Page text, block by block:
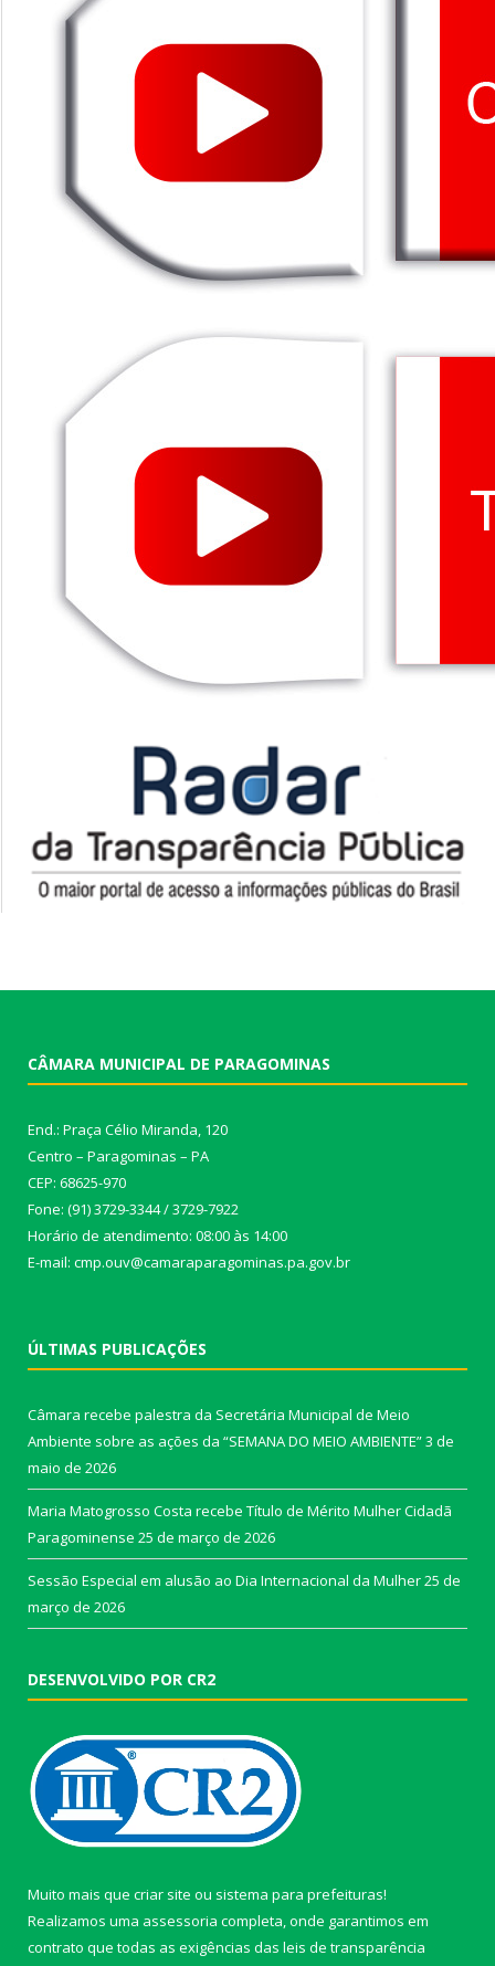
CÂMARA MUNICIPAL DE PARAGOMINAS
End.: Praça Célio Miranda, 120
Centro – Paragominas – PA
CEP: 68625-970
Fone: (91) 3729-3344 / 3729-7922
Horário de atendimento: 08:00 às 14:00
E-mail: cmp.ouv@camaraparagominas.pa.gov.br
ÚLTIMAS PUBLICAÇÕES
Câmara recebe palestra da Secretária Municipal de Meio
Ambiente sobre as ações da “SEMANA DO MEIO AMBIENTE”3 de
maio de 2026
Maria Matogrosso Costa recebe Título de Mérito Mulher Cidadã
Paragominense 25 de março de 2026
Sessão Especial em alusão ao Dia Internacional da Mulher25 de
março de 2026
DESENVOLVIDO POR CR2
Muito mais que criar site ou sistema para prefeituras!
Realizamos uma assessoria completa, onde garantimos em
contrato que todas as exigências das leis de transparência